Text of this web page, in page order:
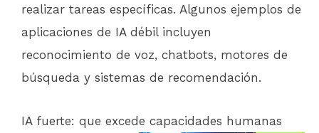
realizar tareas específicas. Algunos ejemplos de
aplicaciones de IA débil incluyen
reconocimiento de voz, chatbots, motores de
búsqueda y sistemas de recomendación.
IA fuerte: que excede capacidades humanas